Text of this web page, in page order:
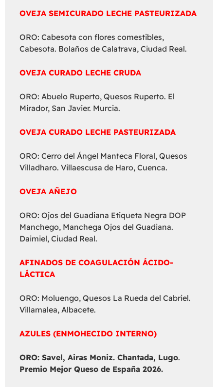
OVEJA SEMICURADO LECHE PASTEURIZADA
ORO: Cabesota con flores comestibles,
Cabesota. Bolaños de Calatrava, Ciudad Real.
OVEJA CURADO LECHE CRUDA
ORO: Abuelo Ruperto, Quesos Ruperto. El
Mirador, San Javier. Murcia.
OVEJA CURADO LECHE PASTEURIZADA
ORO: Cerro del Ángel Manteca Floral, Quesos
Villadharo. Villaescusa de Haro, Cuenca.
OVEJA AÑEJO
ORO: Ojos del Guadiana Etiqueta Negra DOP
Manchego, Manchega Ojos del Guadiana.
Daimiel, Ciudad Real.
AFINADOS DE COAGULACIÓN ÁCIDO-
LÁCTICA
ORO: Moluengo, Quesos La Rueda del Cabriel.
Villamalea, Albacete.
AZULES (ENMOHECIDO INTERNO)
ORO: Savel, Airas Moniz. Chantada, Lugo.
Premio Mejor Queso de España 2026.